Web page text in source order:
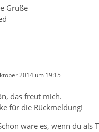
Grüße
2014 um 19:15
das freut mich.
für die Rückmeldung!
wäre es, wenn du